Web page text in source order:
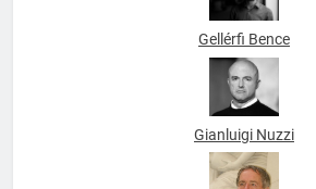
Gellérfi Bence
Gianluigi Nuzzi